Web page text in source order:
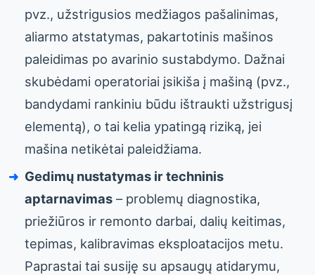
pvz., užstrigusios medžiagos pašalinimas,
aliarmo atstatymas, pakartotinis mašinos
paleidimas po avarinio sustabdymo. Dažnai
skubėdami operatoriai įsikiša į mašiną (pvz.,
bandydami rankiniu būdu ištraukti užstrigusį
elementą), o tai kelia ypatingą riziką, jei
mašina netikėtai paleidžiama.
Gedimų nustatymas ir techninis
aptarnavimas – problemų diagnostika,
priežiūros ir remonto darbai, dalių keitimas,
tepimas, kalibravimas eksploatacijos metu.
Paprastai tai susiję su apsaugų atidarymu,